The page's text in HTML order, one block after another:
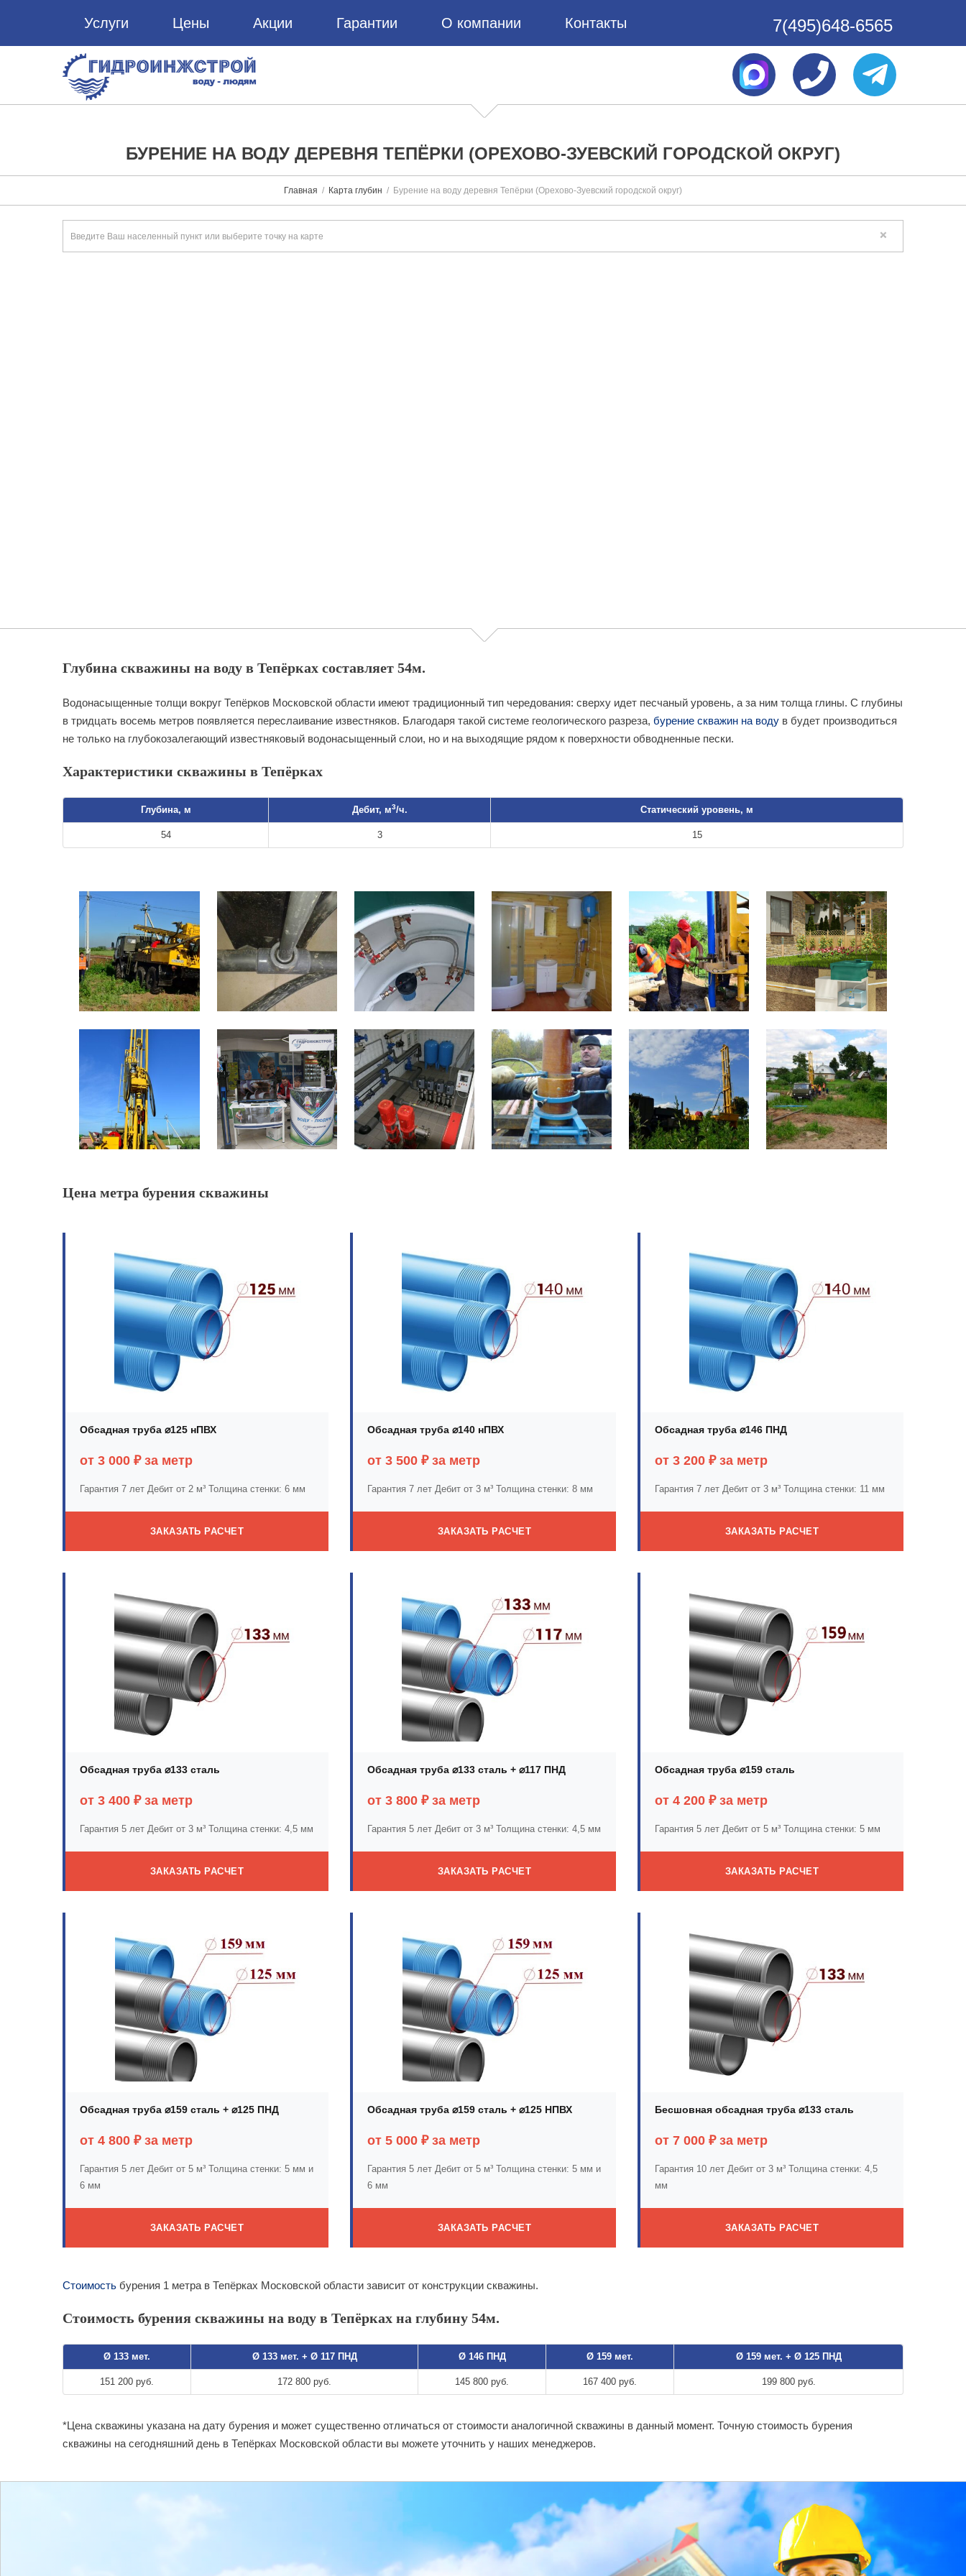
Услуги Цены Акции Гарантии О компании Контакты 7(495)648-6565
БУРЕНИЕ НА ВОДУ ДЕРЕВНЯ ТЕПЁРКИ (ОРЕХОВО-ЗУЕВСКИЙ ГОРОДСКОЙ ОКРУГ)
Главная Карта глубин Бурение на воду деревня Тепёрки (Орехово-Зуевский городской округ)
Глубина скважины на воду в Тепёрках составляет 54м.
Водонасыщенные толщи вокруг Тепёрков Московской области имеют традиционный тип чередования: сверху идет песчаный уровень, а за ним толща глины. С глубины
в тридцать восемь метров появляется переслаивание известняков. Благодаря такой системе геологического разреза, бурение скважин на воду в будет производиться
не только на глубокозалегающий известняковый водонасыщенный слои, но и на выходящие рядом к поверхности обводненные пески.
Характеристики скважины в Тепёрках
Глубина, м Дебит, м3/ч. Статический уровень, м
54 3 15
Цена метра бурения скважины
Обсадная труба ⌀125 нПВХ
от 3 000 ₽ за метр
Гарантия 7 лет Дебит от 2 м³ Толщина стенки: 6 мм
ЗАКАЗАТЬ РАСЧЕТ
Обсадная труба ⌀140 нПВХ
от 3 500 ₽ за метр
Гарантия 7 лет Дебит от 3 м³ Толщина стенки: 8 мм
ЗАКАЗАТЬ РАСЧЕТ
Обсадная труба ⌀146 ПНД
от 3 200 ₽ за метр
Гарантия 7 лет Дебит от 3 м³ Толщина стенки: 11 мм
ЗАКАЗАТЬ РАСЧЕТ
Обсадная труба ⌀133 сталь
от 3 400 ₽ за метр
Гарантия 5 лет Дебит от 3 м³ Толщина стенки: 4,5 мм
ЗАКАЗАТЬ РАСЧЕТ
Обсадная труба ⌀133 сталь + ⌀117 ПНД
от 3 800 ₽ за метр
Гарантия 5 лет Дебит от 3 м³ Толщина стенки: 4,5 мм
ЗАКАЗАТЬ РАСЧЕТ
Обсадная труба ⌀159 сталь
от 4 200 ₽ за метр
Гарантия 5 лет Дебит от 5 м³ Толщина стенки: 5 мм
ЗАКАЗАТЬ РАСЧЕТ
Обсадная труба ⌀159 сталь + ⌀125 ПНД
от 4 800 ₽ за метр
Гарантия 5 лет Дебит от 5 м³ Толщина стенки: 5 мм и
6 мм
ЗАКАЗАТЬ РАСЧЕТ
Обсадная труба ⌀159 сталь + ⌀125 НПВХ
от 5 000 ₽ за метр
Гарантия 5 лет Дебит от 5 м³ Толщина стенки: 5 мм и
6 мм
ЗАКАЗАТЬ РАСЧЕТ
Бесшовная обсадная труба ⌀133 сталь
от 7 000 ₽ за метр
Гарантия 10 лет Дебит от 3 м³ Толщина стенки: 4,5
мм
ЗАКАЗАТЬ РАСЧЕТ
Стоимость бурения 1 метра в Тепёрках Московской области зависит от конструкции скважины.
Стоимость бурения скважины на воду в Тепёрках на глубину 54м.
Ø 133 мет. Ø 133 мет. + Ø 117 ПНД Ø 146 ПНД Ø 159 мет. Ø 159 мет. + Ø 125 ПНД
151 200 руб. 172 800 руб. 145 800 руб. 167 400 руб. 199 800 руб.
*Цена скважины указана на дату бурения и может существенно отличаться от стоимости аналогичной скважины в данный момент. Точную стоимость бурения
скважины на сегодняшний день в Тепёрках Московской области вы можете уточнить у наших менеджеров.